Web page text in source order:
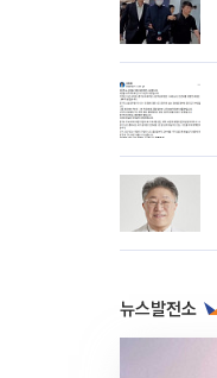
뉴스발전소